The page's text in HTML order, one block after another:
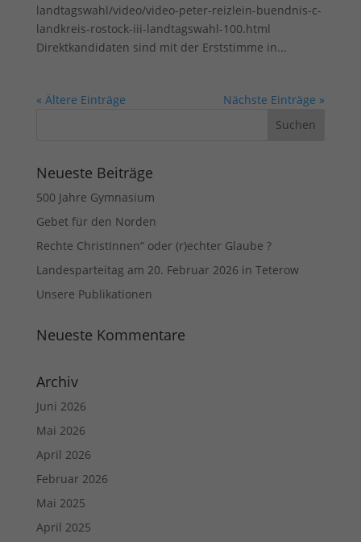
landtagswahl/video/video-peter-reizlein-buendnis-c-
landkreis-rostock-iii-landtagswahl-100.html
Direktkandidaten sind mit der Erststimme in...
« Ältere Einträge Nächste Einträge »
Neueste Beiträge
500 Jahre Gymnasium
Gebet für den Norden
Rechte ChristInnen“ oder (r)echter Glaube ?
Landesparteitag am 20. Februar 2026 in Teterow
Unsere Publikationen
Neueste Kommentare
Archiv
Juni 2026
Mai 2026
April 2026
Februar 2026
Mai 2025
April 2025